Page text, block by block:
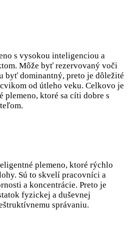
s vysokou inteligenciou a
Môže byť rezervovaný voči
byť dominantný, preto je dôležité
od útleho veku. Celkovo je
plemeno, ktoré sa cíti dobre s
plemeno, ktoré rýchlo
Sú to skvelí pracovníci a
a koncentrácie. Preto je
fyzickej a duševnej
správaniu.